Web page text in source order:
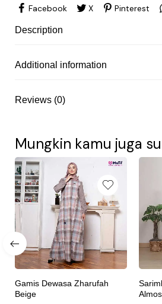
Facebook X Pinterest
Description
Additional information
Reviews (0)
Mungkin kamu juga
Gamis Dewasa Zharufah
Beige